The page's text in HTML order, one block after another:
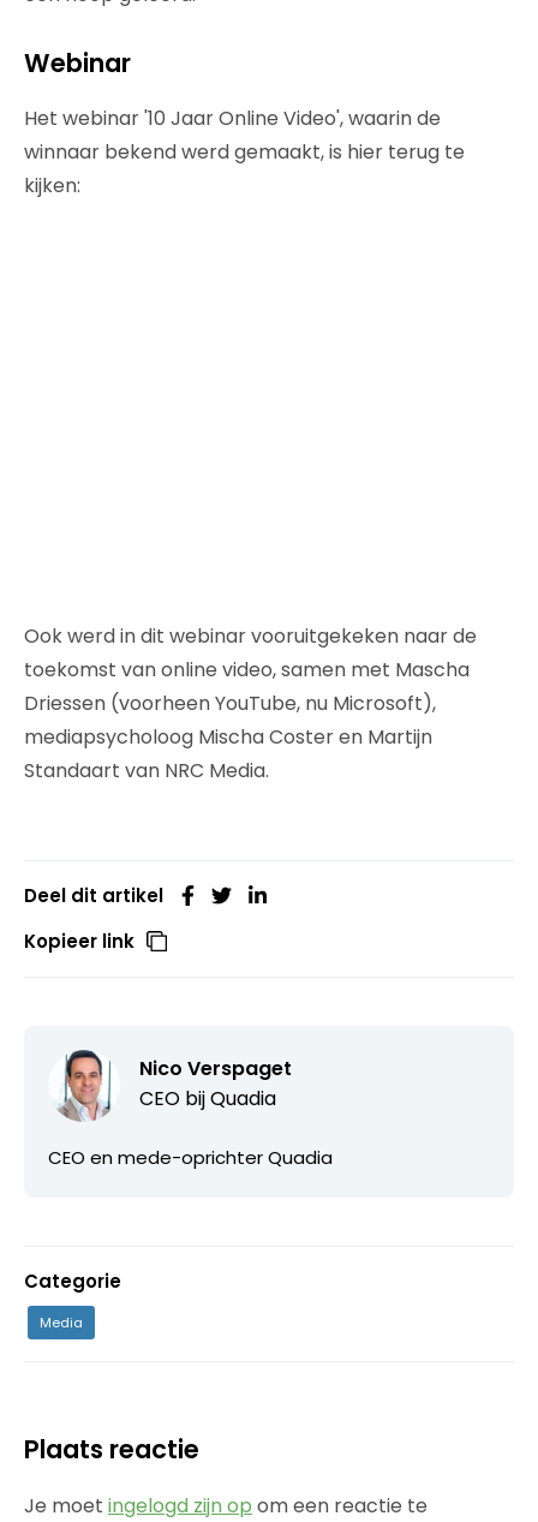
Webinar
Het webinar '10 Jaar Online Video', waarin de
winnaar bekend werd gemaakt, is hier terug te
kijken:
Ook werd in dit webinar vooruitgekeken naar de
toekomst van online video, samen met Mascha
Driessen (voorheen YouTube, nu Microsoft),
mediapsycholoog Mischa Coster en Martijn
Standaart van NRC Media.
Deel dit artikel
Kopieer link
Nico Verspaget
CEO bijQuadia
CEO en mede-oprichter Quadia
Categorie
Media
Plaats reactie
Je moet ingelogd zijn op om een reactie te